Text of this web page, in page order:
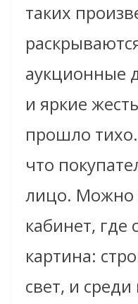
таких
аукционные
и яркие
прошло
что
лицо. Можно
кабинет, где
картина:
свет, и